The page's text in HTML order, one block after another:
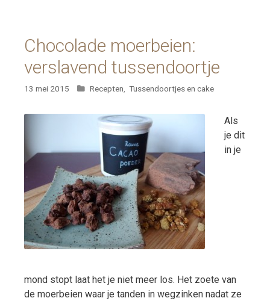
Chocolade moerbeien:
verslavend tussendoortje
13 mei 2015 Categorieën
Recepten, Tussendoortjes en cake
Als
je dit
in je
mond stopt laat het je niet meer los. Het zoete van
de moerbeien waar je tanden in wegzinken nadat ze